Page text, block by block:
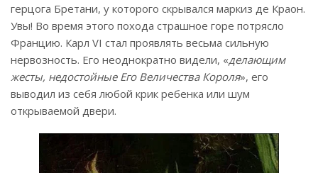
герцога Бретани, у которого скрывался маркиз де Краон.
Увы! Во время этого похода страшное горе потрясло
Францию. Карл VI стал проявлять весьма сильную
нервозность. Его неоднократно видели, «делающим
жесты, недостойные Его Величества Короля», его
выводил из себя любой крик ребенка или шум
открываемой двери.